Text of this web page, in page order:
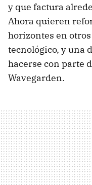
y que factura
Ahora quieren
horizontes en
tecnológico, y una
hacerse con parte
Wavegarden.